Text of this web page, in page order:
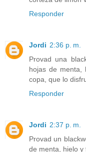
Responder
Jordi 2:36 p. m.
Provad una
hojas de menta,
copa, que lo
Responder
Jordi 2:37 p. m.
Provad un
de menta, hielo y